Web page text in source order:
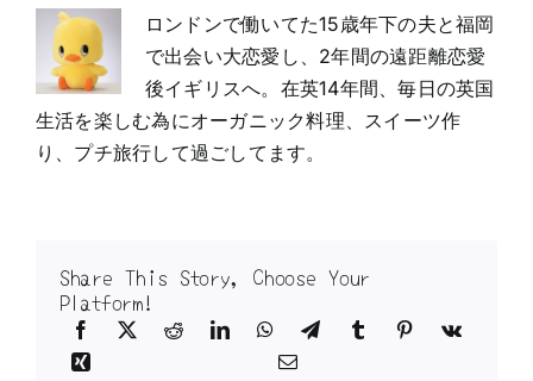
ロンドンで働いてた15歳年下の夫と福岡
で出会い大恋愛し、2年間の遠距離恋愛
後イギリスへ。在英14年間、毎日の英国
生活を楽しむ為にオーガニック料理、スイーツ作
り、プチ旅行して過ごしてます。
Share This Story, Choose Your
Platform!